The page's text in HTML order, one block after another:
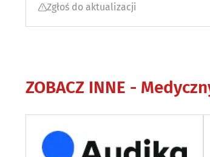
Zgłoś do aktualizacji
ZOBACZ INNE -